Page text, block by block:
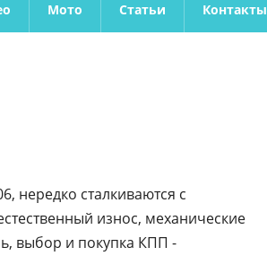
Мото Статьи Контакты
нередко сталкиваются с
износ, механические
выбор и покупка КПП -